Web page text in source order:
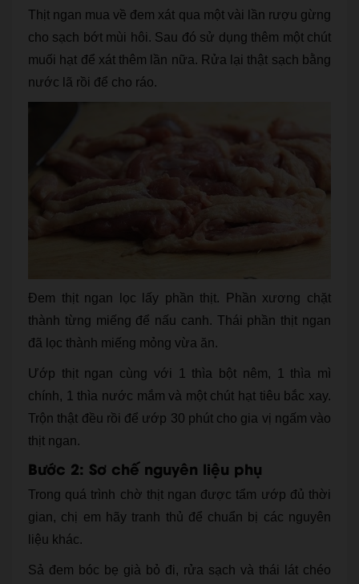
Thịt ngan mua về đem xát qua một vài lần rượu gừng
cho sạch bớt mùi hôi. Sau đó sử dụng thêm một chút
muối hạt để xát thêm lần nữa. Rửa lại thật sạch bằng
nước lã rồi để cho ráo.
Đem thịt ngan lọc lấy phần thịt. Phần xương chặt
thành từng miếng để nấu canh. Thái phần thịt ngan
đã lọc thành miếng mỏng vừa ăn.
Ướp thịt ngan cùng với 1 thìa bột nêm, 1 thìa mì
chính, 1 thìa nước mắm và một chút hạt tiêu bắc xay.
Trộn thật đều rồi để ướp 30 phút cho gia vị ngấm vào
thịt ngan.
Bước 2: Sơ chế nguyên liệu phụ
Trong quá trình chờ thịt ngan được tẩm ướp đủ thời
gian, chị em hãy tranh thủ để chuẩn bị các nguyên
liệu khác.
Sả đem bóc bẹ già bỏ đi, rửa sạch và thái lát chéo